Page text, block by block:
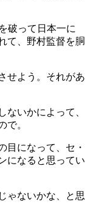
破って日本一に
て、野村監督を胴
せよう。それがあ
いかによって、
で。
になって、セ・
になると思ってい
ゃないかな、と思